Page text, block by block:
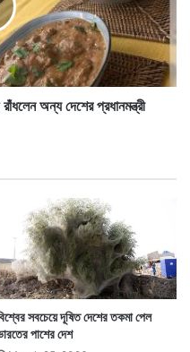
এগিয়ে রয়েছেন ২ জন।
ইনসাফ-এর শাহ মাহমুদ
অন্য দেশের প্রধানমন্ত্রী
সবচেয়ে দূষিত দেশের তকমা পেল
পাশের দেশ